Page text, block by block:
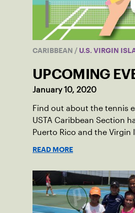
CARIBBEAN / U.S. VIRGIN
UPCOMING
January 10, 2020
Find out about the tennis
USTA Caribbean Section
Puerto Rico and the Virgin
READ MORE